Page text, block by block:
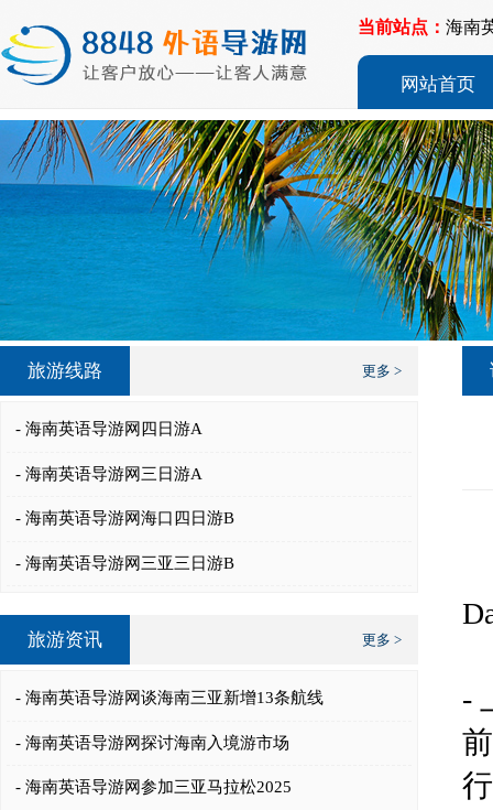
当前站点： 海南
网站首页
旅游线路 更多 >
- 海南英语导游网四日游A
- 海南英语导游网三日游A
- 海南英语导游网海口四日游B
- 海南英语导游网三亚三日游B
旅游资讯 更多 >
- 海南英语导游网谈海南三亚新增13条航线
- 海南英语导游网探讨海南入境游市场
- 海南英语导游网参加三亚马拉松2025
-